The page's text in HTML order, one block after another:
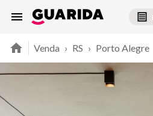
Venda › RS › Porto Alegre